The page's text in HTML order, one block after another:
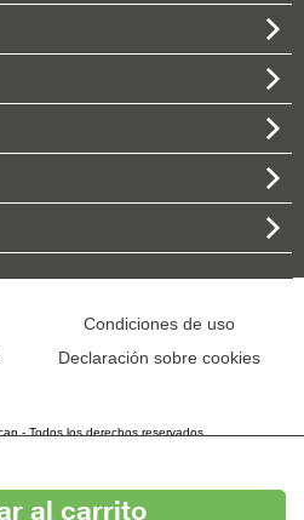
Condiciones de uso
Declaración sobre cookies
- Todos los derechos reservados
al carrito